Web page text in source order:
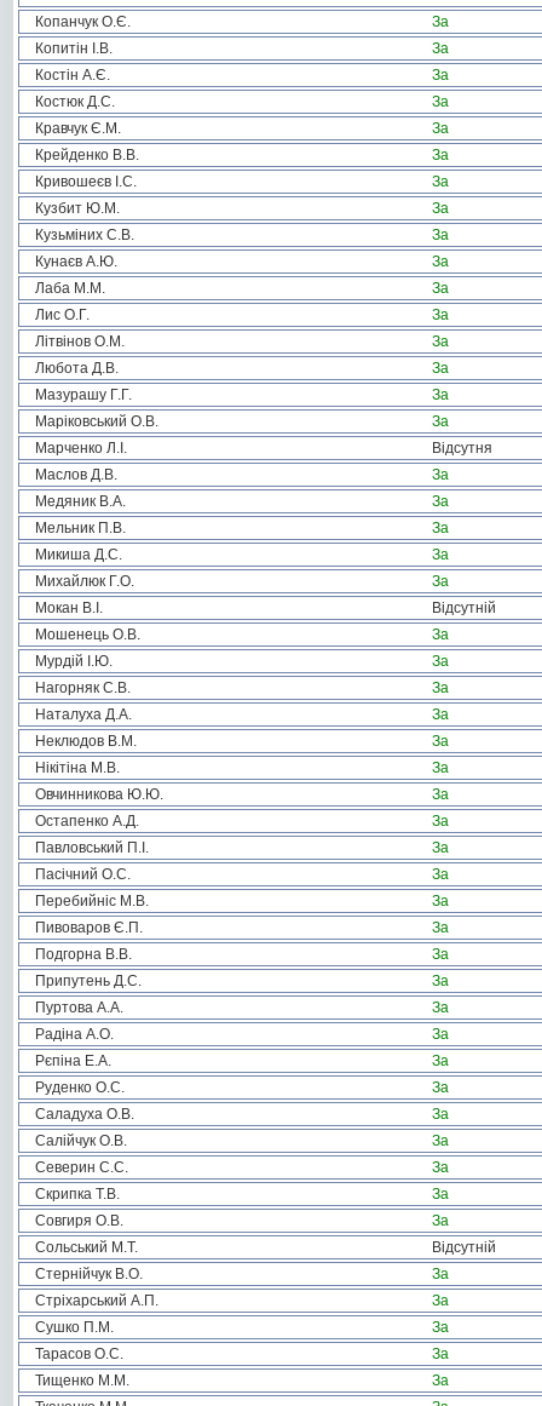
Копанчук О.Є.
За
Копитін І.В.
За
Костін А.Є.
За
Костюк Д.С.
За
Кравчук Є.М.
За
Крейденко В.В.
За
Кривошеєв І.С.
За
Кузбит Ю.М.
За
Кузьміних С.В.
За
Кунаєв А.Ю.
За
Лаба М.М.
За
Лис О.Г.
За
Літвінов О.М.
За
Любота Д.В.
За
Мазурашу Г.Г.
За
Маріковський О.В.
За
Марченко Л.І.
Відсутня
Маслов Д.В.
За
Медяник В.А.
За
Мельник П.В.
За
Микиша Д.С.
За
Михайлюк Г.О.
За
Мокан В.І.
Відсутній
Мошенець О.В.
За
Мурдій І.Ю.
За
Нагорняк С.В.
За
Наталуха Д.А.
За
Неклюдов В.М.
За
Нікітіна М.В.
За
Овчинникова Ю.Ю.
За
Остапенко А.Д.
За
Павловський П.І.
За
Пасічний О.С.
За
Перебийніс М.В.
За
Пивоваров Є.П.
За
Подгорна В.В.
За
Припутень Д.С.
За
Пуртова А.А.
За
Радіна А.О.
За
Рєпіна Е.А.
За
Руденко О.С.
За
Саладуха О.В.
За
Салійчук О.В.
За
Северин С.С.
За
Скрипка Т.В.
За
Совгиря О.В.
За
Сольський М.Т.
Відсутній
Стернійчук В.О.
За
Стріхарський А.П.
За
Сушко П.М.
За
Тарасов О.С.
За
Тищенко М.М.
За